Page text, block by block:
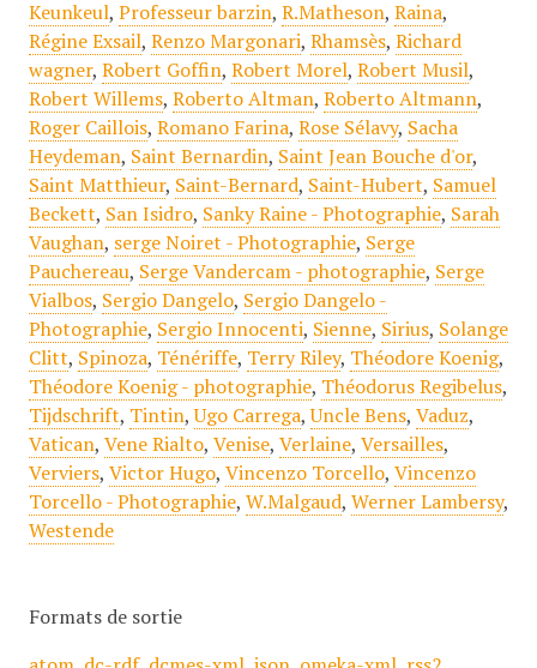
Keunkeul, Professeur barzin, R.Matheson, Raina,
Régine Exsail, Renzo Margonari, Rhamsès, Richard
wagner, Robert Goffin, Robert Morel, Robert Musil,
Robert Willems, Roberto Altman, Roberto Altmann,
Roger Caillois, Romano Farina, Rose Sélavy, Sacha
Heydeman, Saint Bernardin, Saint Jean Bouche d'or,
Saint Matthieur, Saint-Bernard, Saint-Hubert, Samuel
Beckett, San Isidro, Sanky Raine - Photographie, Sarah
Vaughan, serge Noiret - Photographie, Serge
Pauchereau, Serge Vandercam - photographie, Serge
Vialbos, Sergio Dangelo, Sergio Dangelo -
Photographie, Sergio Innocenti, Sienne, Sirius, Solange
Clitt, Spinoza, Ténériffe, Terry Riley, Théodore Koenig,
Théodore Koenig - photographie, Théodorus Regibelus,
Tijdschrift, Tintin,Ugo Carrega,Uncle Bens, Vaduz,
Vatican, Vene Rialto, Venise, Verlaine, Versailles,
Verviers, Victor Hugo, Vincenzo Torcello, Vincenzo
Torcello - Photographie, W.Malgaud, Werner Lambersy,
Westende
Formats de sortie